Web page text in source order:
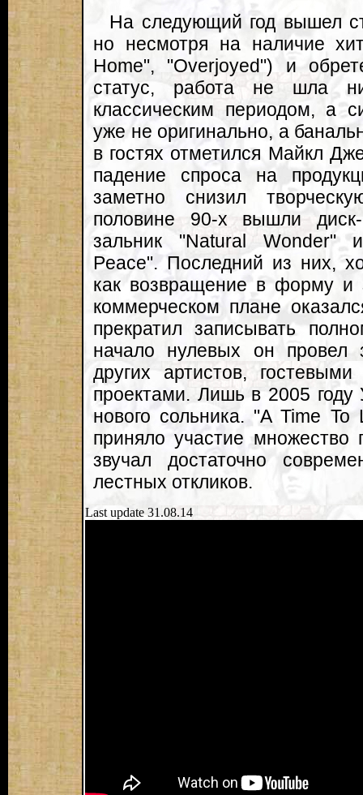
На следующий год вышел
но несмотря на наличие
Home", "Overjoyed") и
статус, работа не шла
классическим периодом, а
уже не оригинально, а
в гостях отметился Майкл
падение спроса на
заметно снизил
половине 90-х вышли
зальник "Natural Wonder"
Peace". Последний из них,
как возвращение в форму и
коммерческом плане
прекратил записывать
начало нулевых он провел
других артистов,
проектами. Лишь в 2005
нового сольника. "A Time To
приняло участие множество
звучал достаточно
лестных откликов.
Last update 31.08.14